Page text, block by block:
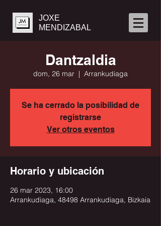
JOXE
MENDIZABAL
Dantzaldia
dom, 26 mar
  |
Arrankudiaga
Se ha cerrado la posibilidad de
registrarse
Ver otros eventos
Horario y ubicación
26 mar 2023, 16:00
Arrankudiaga, 48498 Arrankudiaga, Bizkaia